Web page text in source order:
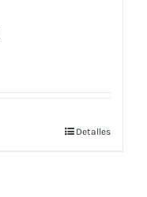
Detalles